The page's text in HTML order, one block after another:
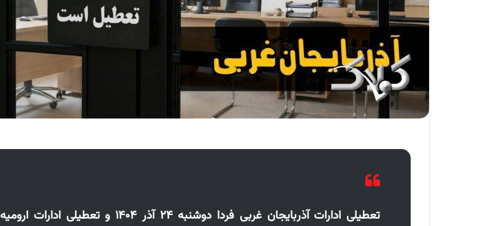
تعطیلی ادارات آذربایجان غربی فردا دوشنبه ۲۴ آذر ۱۴۰۴ و تعطیلی ادارات ارومیه